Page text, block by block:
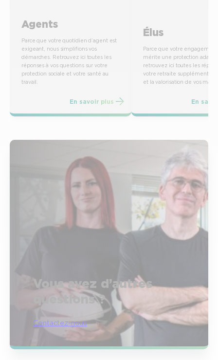
Agents
Parce que votre quotidien d’agent est
exigeant, nous simplifions vos
démarches. Retrouvez ici toutes les
réponses à vos questions sur votre
protection sociale et votre santé au
travail.
En savoir plus
Élus
Parce que votre engagement
mérite une protection
retrouvez ici toutes les
votre retraite
et la valorisation de vos
En
Vous avez d’autres
questions ?
Contactez-nous